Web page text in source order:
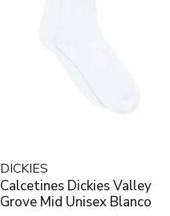
DICKIES
Calcetines Dickies Valley
Grove Mid Unisex Blanco